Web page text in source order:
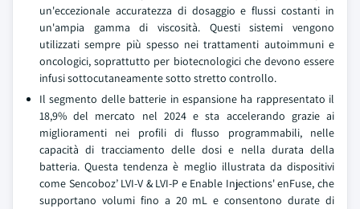
un'eccezionale accuratezza di dosaggio e flussi costanti in
un'ampia gamma di viscosità. Questi sistemi vengono
utilizzati sempre più spesso nei trattamenti autoimmuni e
oncologici, soprattutto per biotecnologici che devono essere
infusi sottocutaneamente sotto stretto controllo.
Il segmento delle batterie in espansione ha rappresentato il
18,9% del mercato nel 2024 e sta accelerando grazie ai
miglioramenti nei profili di flusso programmabili, nelle
capacità di tracciamento delle dosi e nella durata della
batteria. Questa tendenza è meglio illustrata da dispositivi
come Sencoboz’ LVI-V & LVI-P e Enable Injections' enFuse, che
supportano volumi fino a 20 mL e consentono durate di